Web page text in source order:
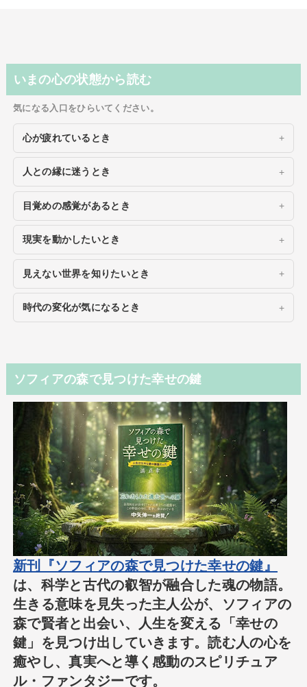
いまの心の状態から読む
気になる入口をひらいてください。
心が疲れているとき
人との縁に迷うとき
目覚めの感覚があるとき
現実を動かしたいとき
見えない世界を知りたいとき
時代の変化が気になるとき
ソフィアの森で見つけた幸せの鍵
新刊『ソフィアの森で見つけた幸せの鍵』
は、科学と古代の叡智が融合した魂の物語。
生きる意味を見失った主人公が、ソフィアの
森で賢者と出会い、人生を変える「幸せの
鍵」を見つけ出していきます。読む人の心を
癒やし、真実へと導く感動のスピリチュア
ル・ファンタジーです。